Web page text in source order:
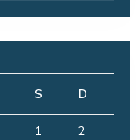
S D
1 2